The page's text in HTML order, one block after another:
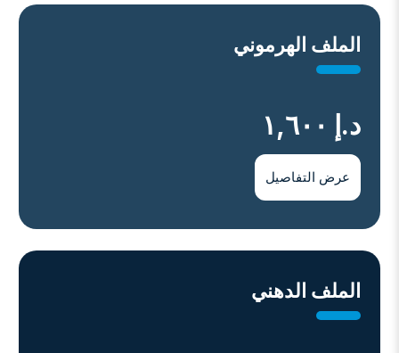
اﻟﻤﻠﻒ اﻟﻬﺮﻣﻮﻧﻲ
د.إ ١,٦٠٠
عرض التفاصيل
اﻟﻤﻠﻒ اﻟﺪﻫﻨﻲ